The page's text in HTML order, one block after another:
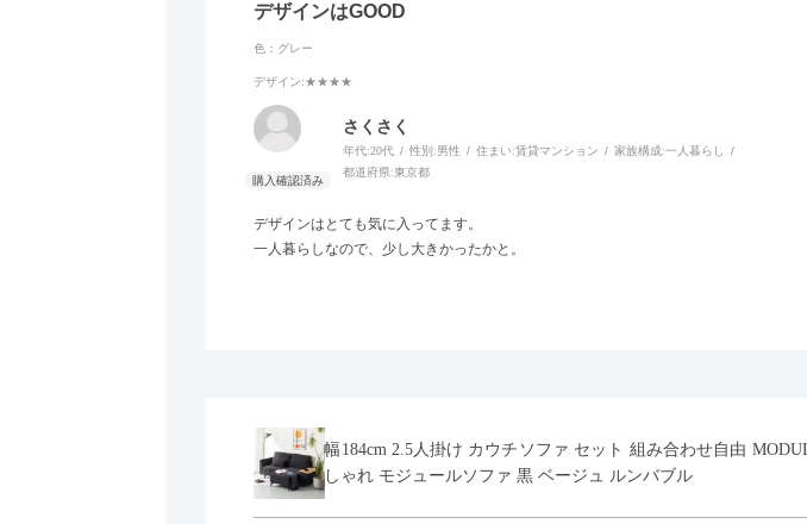
デザインはGOOD
色：グレー
デザイン:★★★★
さくさく
年代:20代 性別:男性 住まい:賃貸マンション 家族構成:一人暮らし
都道府県:東京都
デザインはとても気に入ってます。
一人暮らしなので、少し大きかったかと。
幅184cm 2.5人掛け カウチソファ セット 組み合わせ自由
しゃれ モジュールソファ 黒 ベージュ ルンバブル